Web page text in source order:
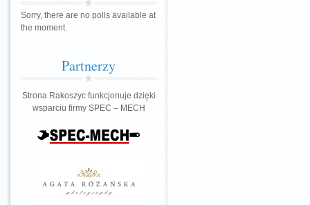
Sorry, there are no polls available at
the moment.
Partnerzy
Strona Rakoszyc funkcjonuje dzięki
wsparciu firmy SPEC – MECH